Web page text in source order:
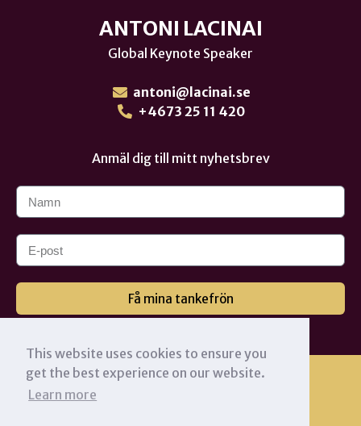
This website uses cookies to ensure you
get the best experience on our website.
Learn more
ANTONI LACINAI
Global Keynote Speaker
antoni@lacinai.se
+4673 25 11 420
Anmäl dig till mitt nyhetsbrev
Få mina tankefrön